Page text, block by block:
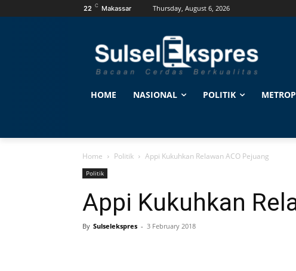
22 C Makassar Thursday, August 6, 2026
HOME NASIONAL POLITIK
Home Politik Appi Kukuhkan Relawan ACO Pejuang
Politik
Appi Kukuhkan
By Sulselekspres - 3 February 2018